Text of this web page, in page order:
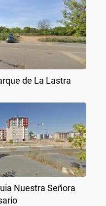
de La Lastra
Nuestra Señora